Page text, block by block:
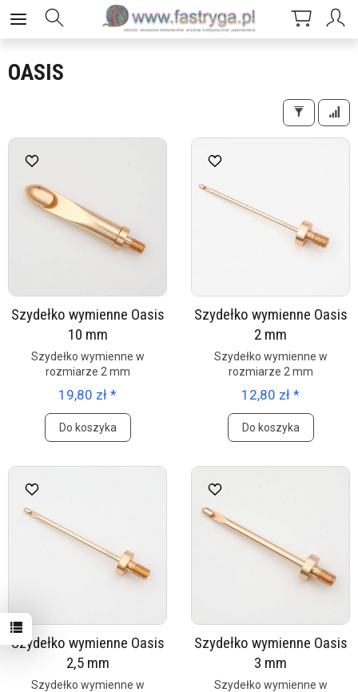
OASIS
Szydełko wymienne Oasis
10 mm
Szydełko wymienne w
rozmiarze 2 mm
19,80 zł *
Do koszyka
Szydełko wymienne Oasis
2 mm
Szydełko wymienne w
rozmiarze 2 mm
12,80 zł *
Do koszyka
Szydełko wymienne Oasis
2,5 mm
Szydełko wymienne w
Szydełko wymienne Oasis
3 mm
Szydełko wymienne w